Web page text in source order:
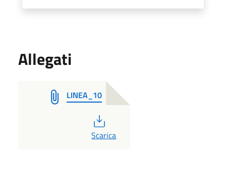
Allegati
LINEA_10
PDF
Scarica